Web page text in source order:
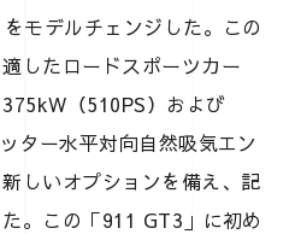
モデルチェンジした。この
したロードスポーツカー
（510PS）および
ター水平対向自然吸気エン
しいオプションを備え、記
。この「911 GT3」に初め